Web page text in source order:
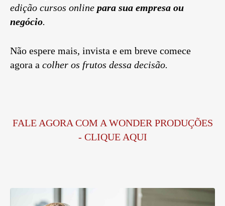
edição cursos online para sua empresa ou
negócio.
Não espere mais, invista e em breve comece
agora a colher os frutos dessa decisão.
FALE AGORA COM A WONDER PRODUÇÕES
- CLIQUE AQUI